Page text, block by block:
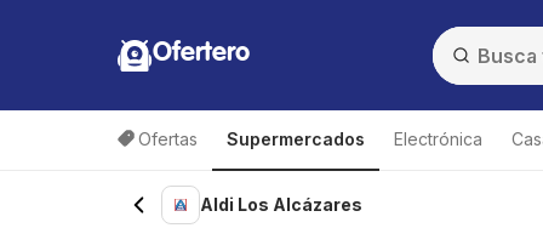
Ofertero
Ofertas Supermercados Electrónica
Aldi Los Alcázares